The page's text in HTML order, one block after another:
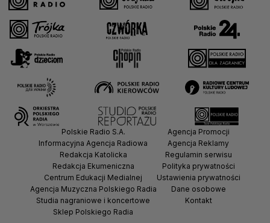
Polskie Radio S.A.
Informacyjna Agencja Radiowa
Redakcja Katolicka
Redakcja Ekumeniczna
Centrum Edukacji Medialnej
Agencja Muzyczna Polskiego Radia
Studia nagraniowe i koncertowe
Sklep Polskiego Radia
Agencja Promocji
Agencja Reklamy
Regulamin serwisu
Polityka prywatności
Ustawienia prywatności
Dane osobowe
Kontakt